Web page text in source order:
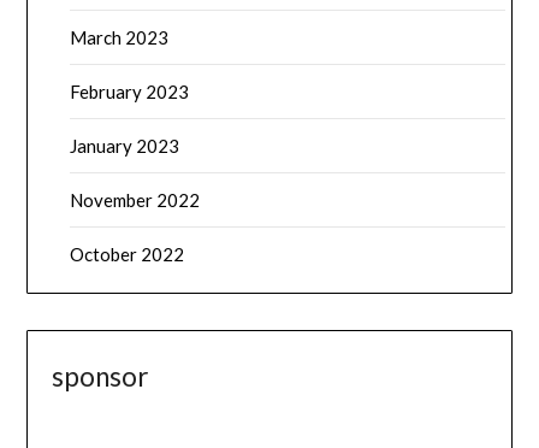
March 2023
February 2023
January 2023
November 2022
October 2022
sponsor